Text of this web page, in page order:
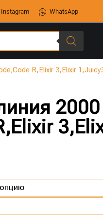
Instagram WhatsApp
R,Elixir 3,Elixir